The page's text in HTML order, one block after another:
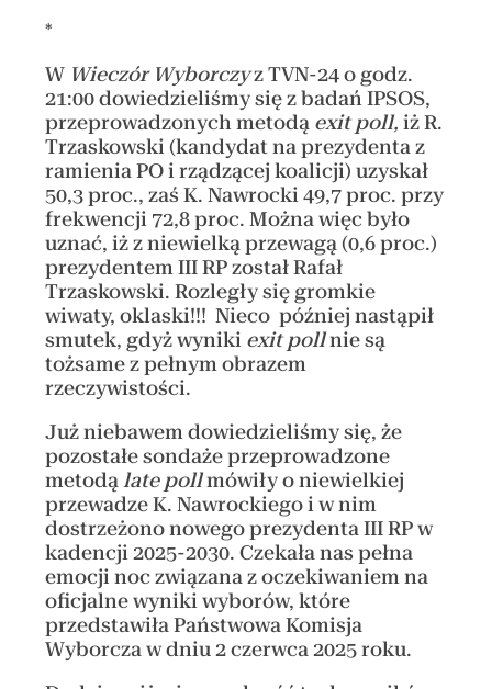
*
W Wieczór Wyborczyz TVN-24 o godz.
21:00 dowiedzieliśmy się z badań IPSOS,
przeprowadzonych metodą exit poll, iż R.
Trzaskowski (kandydat na prezydenta z
ramienia PO i rządzącej koalicji) uzyskał
50,3 proc., zaś K. Nawrocki 49,7 proc. przy
frekwencji 72,8 proc. Można więc było
uznać, iż z niewielką przewagą (0,6 proc.)
prezydentem III RP został Rafał
Trzaskowski. Rozległy się gromkie
wiwaty, oklaski!!! Nieco później nastąpił
smutek, gdyż wyniki exit pollnie są
tożsame z pełnym obrazem
rzeczywistości.
Już niebawem dowiedzieliśmy się, że
pozostałe sondaże przeprowadzone
metodąlate pollmówiły o niewielkiej
przewadze K. Nawrockiego i w nim
dostrzeżono nowego prezydenta III RP w
kadencji 2025-2030. Czekała nas pełna
emocji noc związana z oczekiwaniem na
oficjalne wyniki wyborów, które
przedstawiła Państwowa Komisja
Wyborcza w dniu 2 czerwca 2025 roku.